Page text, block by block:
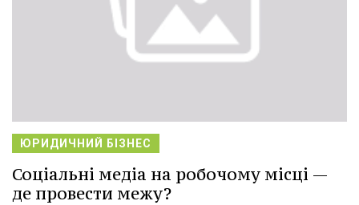
ЮРИДИЧНИЙ БІЗНЕС
Соціальні медіа на робочому місці —
де провести межу?